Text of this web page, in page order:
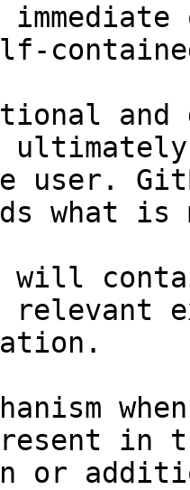
and
user.
what
will
relevant
in
or